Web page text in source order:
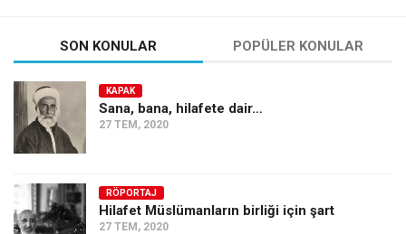
Kategoriler
Kültür Sanat
Kitap
Karisi kitap sualleri
7 soruda bu hafta
Ekonomi
SON KONULAR POPÜLER KONULAR
KAPAK
Sana, bana, hilafete dair…
27 TEM, 2020
RÖPORTAJ
Hilafet Müslümanların birliği için şart
27 TEM, 2020